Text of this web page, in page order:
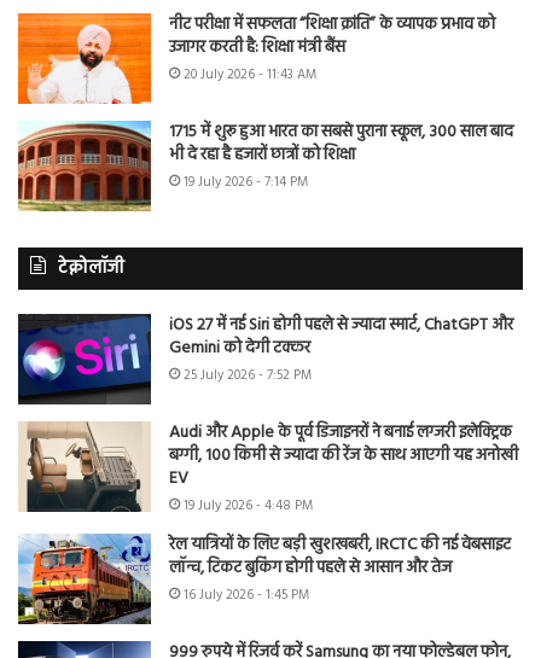
नीट परीक्षा में सफलता “शिक्षा क्रांति” के व्यापक प्रभाव को
उजागर करती है: शिक्षा मंत्री बैंस
20 July 2026 - 11:43 AM
1715 में शुरू हुआ भारत का सबसे पुराना स्कूल, 300 साल बाद
भी दे रहा है हजारों छात्रों को शिक्षा
19 July 2026 - 7:14 PM
टेक्नोलॉजी
iOS 27 में नई Siri होगी पहले से ज्यादा स्मार्ट, ChatGPT और
Gemini को देगी टक्कर
25 July 2026 - 7:52 PM
Audi और Apple के पूर्व डिजाइनरों ने बनाई लग्जरी इलेक्ट्रिक
बग्गी, 100 किमी से ज्यादा की रेंज के साथ आएगी यह अनोखी
EV
19 July 2026 - 4:48 PM
रेल यात्रियों के लिए बड़ी खुशखबरी, IRCTC की नई वेबसाइट
लॉन्च, टिकट बुकिंग होगी पहले से आसान और तेज
16 July 2026 - 1:45 PM
999 रुपये में रिजर्व करें Samsung का नया फोल्डेबल फोन,